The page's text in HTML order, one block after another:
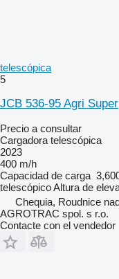
telescópica
5
JCB 536-95 Agri Super
Precio a consultar
Cargadora telescópica
2023
400 m/h
Capacidad de carga
telescópicoAltura de
Chequia, Roudnice
AGROTRAC spol. s r.o.
Contacte con el vendedor